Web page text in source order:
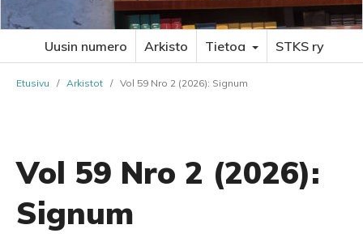
Uusin numero Arkisto Tietoa STKS ry
Etusivu / Arkistot / Vol 59 Nro 2 (2026): Signum
Vol 59 Nro 2 (2026):
Signum